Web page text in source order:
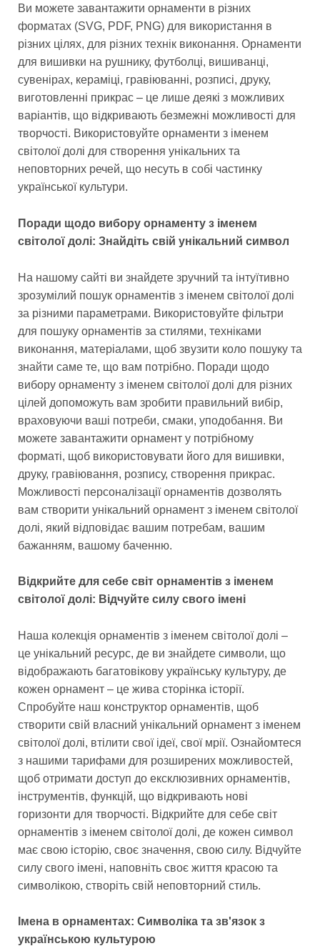
Ви можете завантажити орнаменти в різних
форматах (SVG, PDF, PNG) для використання в
різних цілях, для різних технік виконання. Орнаменти
для вишивки на рушнику, футболці, вишиванці,
сувенірах, кераміці, гравіюванні, розписі, друку,
виготовленні прикрас – це лише деякі з можливих
варіантів, що відкривають безмежні можливості для
творчості. Використовуйте орнаменти з іменем
світолої долі для створення унікальних та
неповторних речей, що несуть в собі частинку
української культури.
Поради щодо вибору орнаменту з іменем
світолої долі: Знайдіть свій унікальний символ
На нашому сайті ви знайдете зручний та інтуїтивно
зрозумілий пошук орнаментів з іменем світолої долі
за різними параметрами. Використовуйте фільтри
для пошуку орнаментів за стилями, техніками
виконання, матеріалами, щоб звузити коло пошуку та
знайти саме те, що вам потрібно. Поради щодо
вибору орнаменту з іменем світолої долі для різних
цілей допоможуть вам зробити правильний вибір,
враховуючи ваші потреби, смаки, уподобання. Ви
можете завантажити орнамент у потрібному
форматі, щоб використовувати його для вишивки,
друку, гравіювання, розпису, створення прикрас.
Можливості персоналізації орнаментів дозволять
вам створити унікальний орнамент з іменем світолої
долі, який відповідає вашим потребам, вашим
бажанням, вашому баченню.
Відкрийте для себе світ орнаментів з іменем
світолої долі: Відчуйте силу свого імені
Наша колекція орнаментів з іменем світолої долі –
це унікальний ресурс, де ви знайдете символи, що
відображають багатовікову українську культуру, де
кожен орнамент – це жива сторінка історії.
Спробуйте наш конструктор орнаментів, щоб
створити свій власний унікальний орнамент з іменем
світолої долі, втілити свої ідеї, свої мрії. Ознайомтеся
з нашими тарифами для розширених можливостей,
щоб отримати доступ до ексклюзивних орнаментів,
інструментів, функцій, що відкривають нові
горизонти для творчості. Відкрийте для себе світ
орнаментів з іменем світолої долі, де кожен символ
має свою історію, своє значення, свою силу. Відчуйте
силу свого імені, наповніть своє життя красою та
символікою, створіть свій неповторний стиль.
Імена в орнаментах: Символіка та зв'язок з
українською культурою